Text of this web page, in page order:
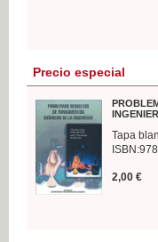
Precio especial
Tapa
2,00 €